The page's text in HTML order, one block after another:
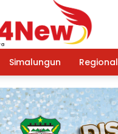
Simalungun Regional